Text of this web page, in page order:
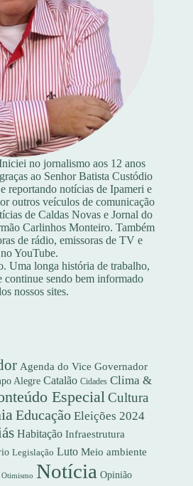
no jornalismo aos 12 anos
ao Senhor Batista Custódio
reportando notícias de Ipameri e
outros veículos de comunicação
de Caldas Novas e Jornal do
Carlinhos Monteiro. Também
de rádio, emissoras de TV e
YouTube.
Uma longa história de trabalho,
continue sendo bem informado
nossos sites.
Agenda do Vice Governador
Alegre Catalão Cidades Clima &
EspecialCultura
Educação Eleições 2024
Habitação Infraestrutura
Legislação Luto Meio ambiente
Otimismo Notícia Opinião